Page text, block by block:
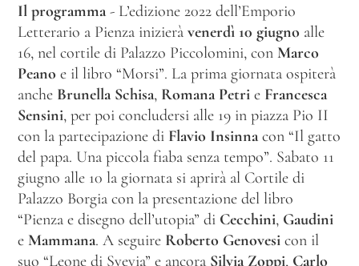
Il programma - L’edizione 2022 dell’Emporio
Letterario a Pienza inizierà venerdì 10 giugno alle
16, nel cortile di Palazzo Piccolomini, con Marco
Peano e il libro “Morsi”. La prima giornata ospiterà
anche Brunella Schisa, Romana Petri e Francesca
Sensini, per poi concludersi alle 19 in piazza Pio II
con la partecipazione di Flavio Insinna con “Il gatto
del papa. Una piccola fiaba senza tempo”. Sabato 11
giugno alle 10 la giornata si aprirà al Cortile di
Palazzo Borgia con la presentazione del libro
“Pienza e disegno dell’utopia” di Cecchini, Gaudini
e Mammana. A seguire Roberto Genovesi con il
suo “Leone di Svevia” e ancora Silvia Zoppi, Carlo